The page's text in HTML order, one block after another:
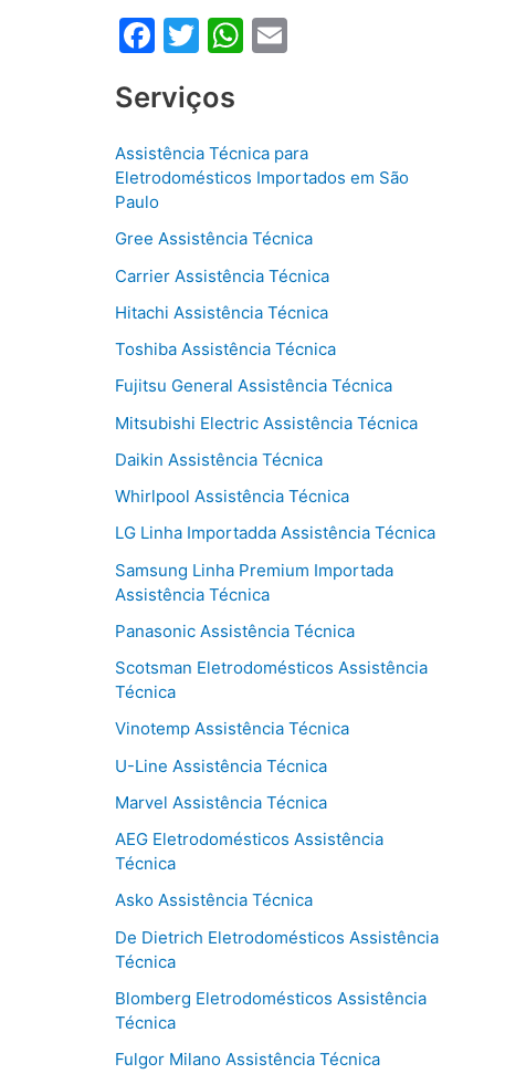
F
c
e
b
o
o
k
T
itt
er
W
s
A
p
l
Serviços
Assistência Técnica para
Eletrodomésticos Importados em São
Paulo
Gree Assistência Técnica
Carrier Assistência Técnica
Hitachi Assistência Técnica
Toshiba Assistência Técnica
Fujitsu General Assistência Técnica
Mitsubishi Electric Assistência Técnica
Daikin Assistência Técnica
Whirlpool Assistência Técnica
LG Linha Importadda Assistência Técnica
Samsung Linha Premium Importada
Assistência Técnica
Panasonic Assistência Técnica
Scotsman Eletrodomésticos Assistência
Técnica
Vinotemp Assistência Técnica
U-Line Assistência Técnica
Marvel Assistência Técnica
AEG Eletrodomésticos Assistência
Técnica
Asko Assistência Técnica
De Dietrich Eletrodomésticos Assistência
Técnica
Blomberg Eletrodomésticos Assistência
Técnica
Fulgor Milano Assistência Técnica